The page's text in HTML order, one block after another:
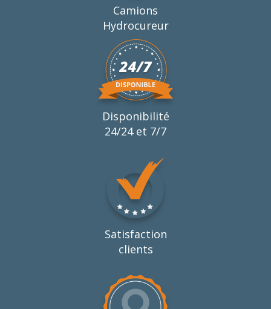
Camions
Hydrocureur
Disponibilité
24/24 et 7/7
Satisfaction
clients